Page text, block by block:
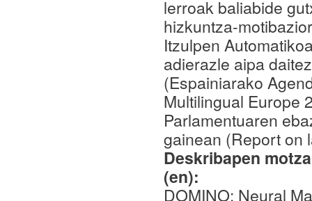
lerroak baliabide
hizkuntza-
Itzulpen
adierazle aipa
(Espainiarako
Multilingual Europe
Parlamentuaren
gainean (Report on
Deskribapen
(en):
DOMINO: Neural